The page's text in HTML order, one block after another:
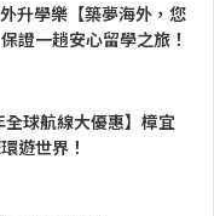
升學樂【築夢海外，您
證一趟安心留學之旅！
球航線大優惠】樟宜
遊世界！